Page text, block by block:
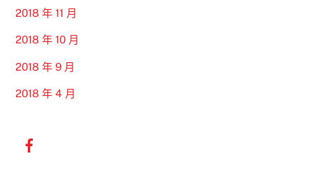
2018 年 11 月
2018 年 10 月
2018 年 9 月
2018 年 4 月